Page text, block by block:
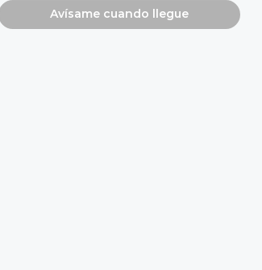
Avísame cuando llegue